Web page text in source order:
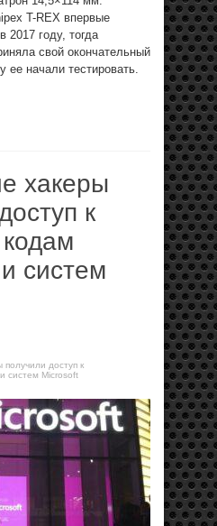
T-REX впервые
2017 году, тогда
свой окончательный
ее начали тестировать.
хакеры
к
систем
получили доступ к
систем Microsoft